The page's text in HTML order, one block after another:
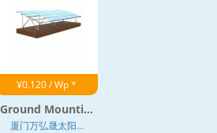
¥0.120 / Wp *
Ground Mounti...
厦门万弘晟太阳...